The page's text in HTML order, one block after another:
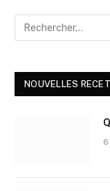
NOUVELLES